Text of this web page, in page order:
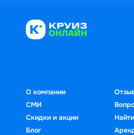
О компании
СМИ
Скидки и акции
Блог